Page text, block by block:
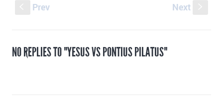
Prev Next
NO REPLIES TO "YESUS VS PONTIUS PILATUS"